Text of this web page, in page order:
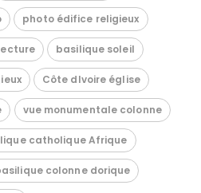
photo édifice religieux
basilique soleil
Côte dIvoire église
vue monumentale colonne
catholique Afrique
colonne dorique